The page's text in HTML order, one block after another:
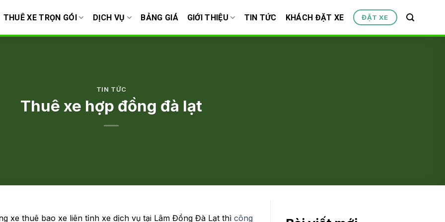
THUÊ XE TRỌN GÓI DỊCH VỤ BẢNG GIÁ GIỚI THIỆU TIN TỨC KHÁCH ĐẶT XE ĐẶT XE
TIN TỨC
Thuê xe hợp đồng đà lạt
xe thuê bao xe liên tỉnh xe dịch vụ tại Lâm Đồng Đà Lạt thì công